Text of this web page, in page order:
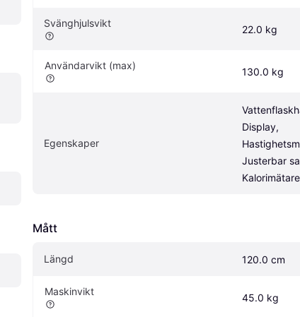
Svänghjulsvikt
22.0 kg
Användarvikt (max)
130.0 kg
Egenskaper
Display,
Justerbar
Kalorimätare
Mått
Längd 120.0 cm
Maskinvikt
45.0 kg